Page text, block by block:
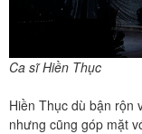
Ca sĩ Hiền Thục
Hiền Thục dù bận rộn
nhưng cũng góp mặt